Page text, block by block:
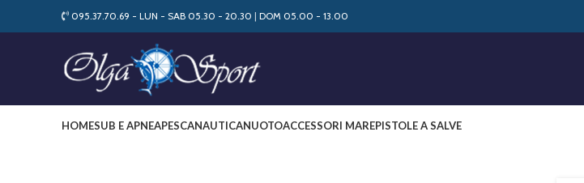
095.37.70.69 - LUN - SAB 05.30 - 20.30 | DOM 05.00 - 13.00
HOMESUB E APNEAPESCANAUTICANUOTOACCESSORI MAREPISTOLE A SALVE